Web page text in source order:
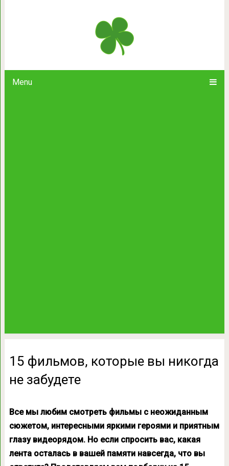
Menu
15 фильмов, которые вы
15 фильмов, которые вы никогда
не забудете
Все мы любим смотреть фильмы с неожиданным
сюжетом, интересными яркими героями и приятным
глазу видеорядом. Но если спросить вас, какая
лента осталась в вашей памяти навсегда, что вы